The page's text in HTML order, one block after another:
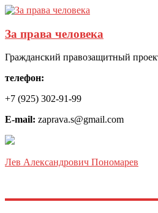
За права человека
Гражданский правозащитный
телефон:
+7 (925) 302-91-99
E-mail: zaprava.s@gmail.com
Лев Александрович Пономарев